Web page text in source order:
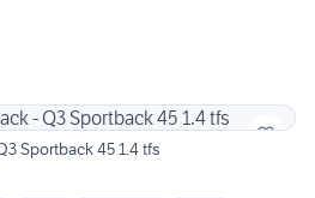
Sportback 45 1.4 tfs